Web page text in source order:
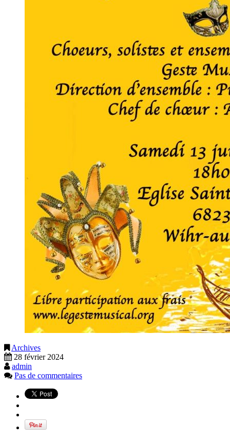
Archives
28 février 2024
admin
Pas de commentaires